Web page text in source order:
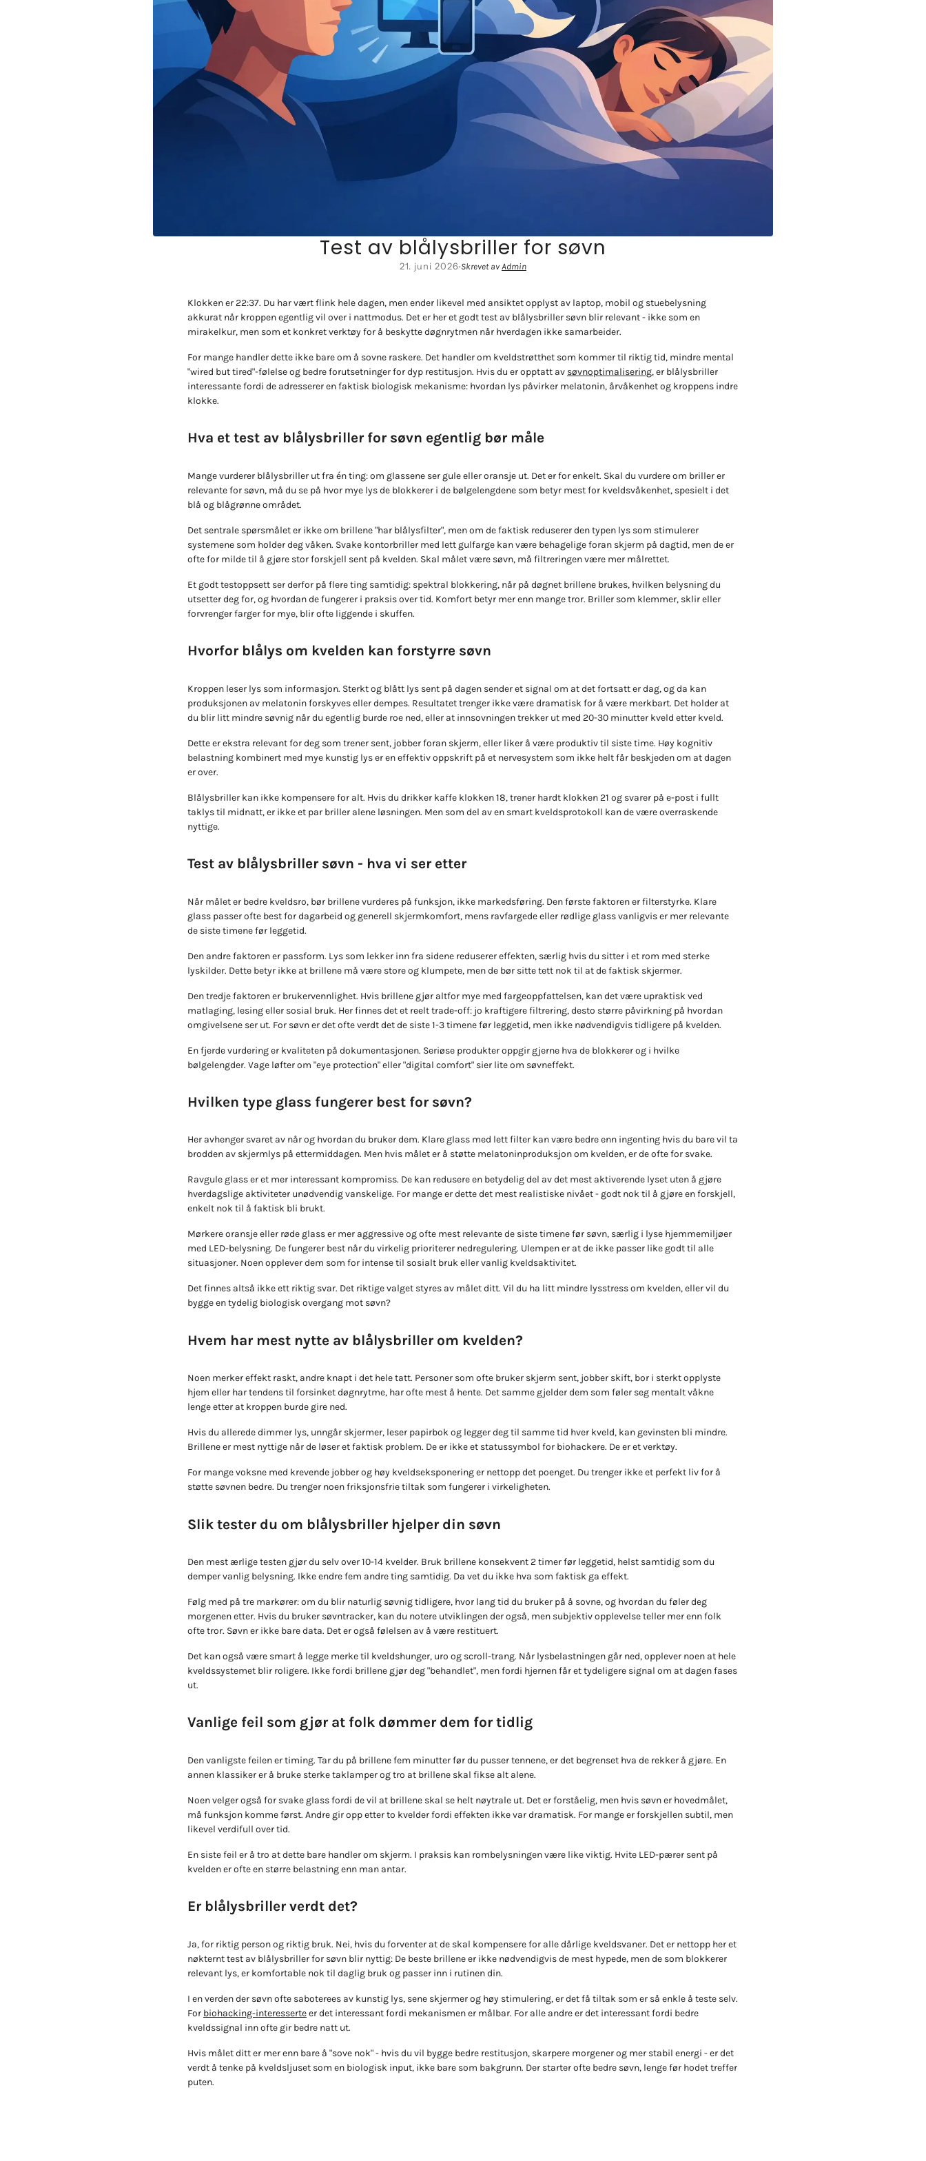
Test av blålysbriller for søvn
21. juni 2026·Skrevet av Admin
Klokken er 22:37. Du har vært flink hele dagen, men ender likevel med ansiktet opplyst av laptop, mobil og stuebelysning
akkurat når kroppen egentlig vil over i nattmodus. Det er her et godt test av blålysbriller søvn blir relevant - ikke som en
mirakelkur, men som et konkret verktøy for å beskytte døgnrytmen når hverdagen ikke samarbeider.
For mange handler dette ikke bare om å sovne raskere. Det handler om kveldstrøtthet som kommer til riktig tid, mindre mental
"wired but tired"-følelse og bedre forutsetninger for dyp restitusjon. Hvis du er opptatt av søvnoptimalisering, er blålysbriller
interessante fordi de adresserer en faktisk biologisk mekanisme: hvordan lys påvirker melatonin, årvåkenhet og kroppens indre
klokke.
Hva et test av blålysbriller for søvn egentlig bør måle
Mange vurderer blålysbriller ut fra én ting: om glassene ser gule eller oransje ut. Det er for enkelt. Skal du vurdere om briller er
relevante for søvn, må du se på hvor mye lys de blokkerer i de bølgelengdene som betyr mest for kveldsvåkenhet, spesielt i det
blå og blågrønne området.
Det sentrale spørsmålet er ikke om brillene "har blålysfilter", men om de faktisk reduserer den typen lys som stimulerer
systemene som holder deg våken. Svake kontorbriller med lett gulfarge kan være behagelige foran skjerm på dagtid, men de er
ofte for milde til å gjøre stor forskjell sent på kvelden. Skal målet være søvn, må filtreringen være mer målrettet.
Et godt testoppsett ser derfor på flere ting samtidig: spektral blokkering, når på døgnet brillene brukes, hvilken belysning du
utsetter deg for, og hvordan de fungerer i praksis over tid. Komfort betyr mer enn mange tror. Briller som klemmer, sklir eller
forvrenger farger for mye, blir ofte liggende i skuffen.
Hvorfor blålys om kvelden kan forstyrre søvn
Kroppen leser lys som informasjon. Sterkt og blått lys sent på dagen sender et signal om at det fortsatt er dag, og da kan
produksjonen av melatonin forskyves eller dempes. Resultatet trenger ikke være dramatisk for å være merkbart. Det holder at
du blir litt mindre søvnig når du egentlig burde roe ned, eller at innsovningen trekker ut med 20-30 minutter kveld etter kveld.
Dette er ekstra relevant for deg som trener sent, jobber foran skjerm, eller liker å være produktiv til siste time. Høy kognitiv
belastning kombinert med mye kunstig lys er en effektiv oppskrift på et nervesystem som ikke helt får beskjeden om at dagen
er over.
Blålysbriller kan ikke kompensere for alt. Hvis du drikker kaffe klokken 18, trener hardt klokken 21 og svarer på e-post i fullt
taklys til midnatt, er ikke et par briller alene løsningen. Men som del av en smart kveldsprotokoll kan de være overraskende
nyttige.
Test av blålysbriller søvn - hva vi ser etter
Når målet er bedre kveldsro, bør brillene vurderes på funksjon, ikke markedsføring. Den første faktoren er filterstyrke. Klare
glass passer ofte best for dagarbeid og generell skjermkomfort, mens ravfargede eller rødlige glass vanligvis er mer relevante
de siste timene før leggetid.
Den andre faktoren er passform. Lys som lekker inn fra sidene reduserer effekten, særlig hvis du sitter i et rom med sterke
lyskilder. Dette betyr ikke at brillene må være store og klumpete, men de bør sitte tett nok til at de faktisk skjermer.
Den tredje faktoren er brukervennlighet. Hvis brillene gjør altfor mye med fargeoppfattelsen, kan det være upraktisk ved
matlaging, lesing eller sosial bruk. Her finnes det et reelt trade-off: jo kraftigere filtrering, desto større påvirkning på hvordan
omgivelsene ser ut. For søvn er det ofte verdt det de siste 1-3 timene før leggetid, men ikke nødvendigvis tidligere på kvelden.
En fjerde vurdering er kvaliteten på dokumentasjonen. Seriøse produkter oppgir gjerne hva de blokkerer og i hvilke
bølgelengder. Vage løfter om "eye protection" eller "digital comfort" sier lite om søvneffekt.
Hvilken type glass fungerer best for søvn?
Her avhenger svaret av når og hvordan du bruker dem. Klare glass med lett filter kan være bedre enn ingenting hvis du bare vil ta
brodden av skjermlys på ettermiddagen. Men hvis målet er å støtte melatoninproduksjon om kvelden, er de ofte for svake.
Ravgule glass er et mer interessant kompromiss. De kan redusere en betydelig del av det mest aktiverende lyset uten å gjøre
hverdagslige aktiviteter unødvendig vanskelige. For mange er dette det mest realistiske nivået - godt nok til å gjøre en forskjell,
enkelt nok til å faktisk bli brukt.
Mørkere oransje eller røde glass er mer aggressive og ofte mest relevante de siste timene før søvn, særlig i lyse hjemmemiljøer
med LED-belysning. De fungerer best når du virkelig prioriterer nedregulering. Ulempen er at de ikke passer like godt til alle
situasjoner. Noen opplever dem som for intense til sosialt bruk eller vanlig kveldsaktivitet.
Det finnes altså ikke ett riktig svar. Det riktige valget styres av målet ditt. Vil du ha litt mindre lysstress om kvelden, eller vil du
bygge en tydelig biologisk overgang mot søvn?
Hvem har mest nytte av blålysbriller om kvelden?
Noen merker effekt raskt, andre knapt i det hele tatt. Personer som ofte bruker skjerm sent, jobber skift, bor i sterkt opplyste
hjem eller har tendens til forsinket døgnrytme, har ofte mest å hente. Det samme gjelder dem som føler seg mentalt våkne
lenge etter at kroppen burde gire ned.
Hvis du allerede dimmer lys, unngår skjermer, leser papirbok og legger deg til samme tid hver kveld, kan gevinsten bli mindre.
Brillene er mest nyttige når de løser et faktisk problem. De er ikke et statussymbol for biohackere. De er et verktøy.
For mange voksne med krevende jobber og høy kveldseksponering er nettopp det poenget. Du trenger ikke et perfekt liv for å
støtte søvnen bedre. Du trenger noen friksjonsfrie tiltak som fungerer i virkeligheten.
Slik tester du om blålysbriller hjelper din søvn
Den mest ærlige testen gjør du selv over 10-14 kvelder. Bruk brillene konsekvent 2 timer før leggetid, helst samtidig som du
demper vanlig belysning. Ikke endre fem andre ting samtidig. Da vet du ikke hva som faktisk ga effekt.
Følg med på tre markører: om du blir naturlig søvnig tidligere, hvor lang tid du bruker på å sovne, og hvordan du føler deg
morgenen etter. Hvis du bruker søvntracker, kan du notere utviklingen der også, men subjektiv opplevelse teller mer enn folk
ofte tror. Søvn er ikke bare data. Det er også følelsen av å være restituert.
Det kan også være smart å legge merke til kveldshunger, uro og scroll-trang. Når lysbelastningen går ned, opplever noen at hele
kveldssystemet blir roligere. Ikke fordi brillene gjør deg "behandlet", men fordi hjernen får et tydeligere signal om at dagen fases
ut.
Vanlige feil som gjør at folk dømmer dem for tidlig
Den vanligste feilen er timing. Tar du på brillene fem minutter før du pusser tennene, er det begrenset hva de rekker å gjøre. En
annen klassiker er å bruke sterke taklamper og tro at brillene skal fikse alt alene.
Noen velger også for svake glass fordi de vil at brillene skal se helt nøytrale ut. Det er forståelig, men hvis søvn er hovedmålet,
må funksjon komme først. Andre gir opp etter to kvelder fordi effekten ikke var dramatisk. For mange er forskjellen subtil, men
likevel verdifull over tid.
En siste feil er å tro at dette bare handler om skjerm. I praksis kan rombelysningen være like viktig. Hvite LED-pærer sent på
kvelden er ofte en større belastning enn man antar.
Er blålysbriller verdt det?
Ja, for riktig person og riktig bruk. Nei, hvis du forventer at de skal kompensere for alle dårlige kveldsvaner. Det er nettopp her et
nøkternt test av blålysbriller for søvn blir nyttig: De beste brillene er ikke nødvendigvis de mest hypede, men de som blokkerer
relevant lys, er komfortable nok til daglig bruk og passer inn i rutinen din.
I en verden der søvn ofte saboterees av kunstig lys, sene skjermer og høy stimulering, er det få tiltak som er så enkle å teste selv.
For biohacking-interesserteer det interessant fordi mekanismen er målbar. For alle andre er det interessant fordi bedre
kveldssignal inn ofte gir bedre natt ut.
Hvis målet ditt er mer enn bare å "sove nok" - hvis du vil bygge bedre restitusjon, skarpere morgener og mer stabil energi - er det
verdt å tenke på kveldsljuset som en biologisk input, ikke bare som bakgrunn. Der starter ofte bedre søvn, lenge før hodet treffer
puten.